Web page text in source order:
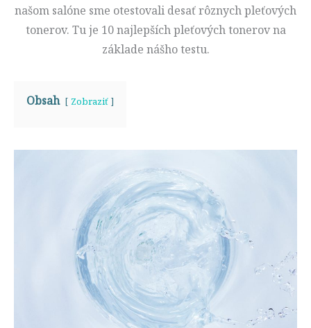
našom salóne sme otestovali desať rôznych pleťových
tonerov. Tu je 10 najlepších pleťových tonerov na
základe nášho testu.
Obsah Zobraziť